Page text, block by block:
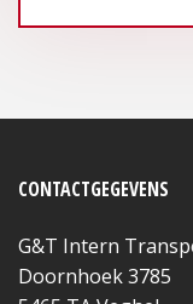
CONTACTGEGEVENS
G&T Intern
Doornhoek 3785